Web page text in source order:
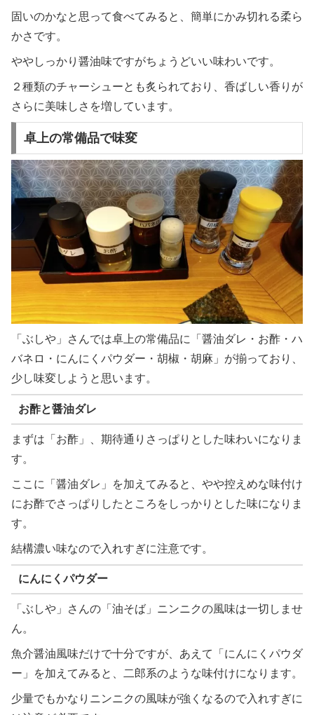
固いのかなと思って食べてみると、簡単にかみ切れる柔ら
かさです。
ややしっかり醤油味ですがちょうどいい味わいです。
２種類のチャーシューとも炙られており、香ばしい香りが
さらに美味しさを増しています。
卓上の常備品で味変
「ぶしや」さんでは卓上の常備品に「醤油ダレ・お酢・ハ
バネロ・にんにくパウダー・胡椒・胡麻」が揃っており、
少し味変しようと思います。
お酢と醤油ダレ
まずは「お酢」、期待通りさっぱりとした味わいになりま
す。
ここに「醤油ダレ」を加えてみると、やや控えめな味付け
にお酢でさっぱりしたところをしっかりとした味になりま
す。
結構濃い味なので入れすぎに注意です。
にんにくパウダー
「ぶしや」さんの「油そば」ニンニクの風味は一切しませ
ん。
魚介醤油風味だけで十分ですが、あえて「にんにくパウダ
ー」を加えてみると、二郎系のような味付けになります。
少量でもかなりニンニクの風味が強くなるので入れすぎに